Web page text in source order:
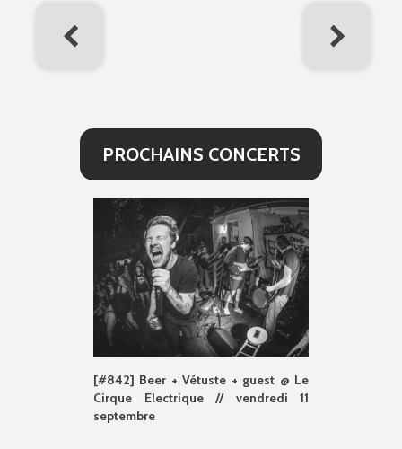
PROCHAINS CONCERTS
[#842] Beer + Vétuste + guest @ Le
Cirque Electrique // vendredi 11
septembre